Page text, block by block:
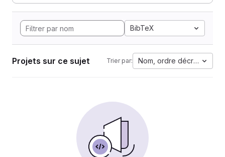
BibTeX
Projets sur ce sujet Trier par: Nom, ordre décroissant